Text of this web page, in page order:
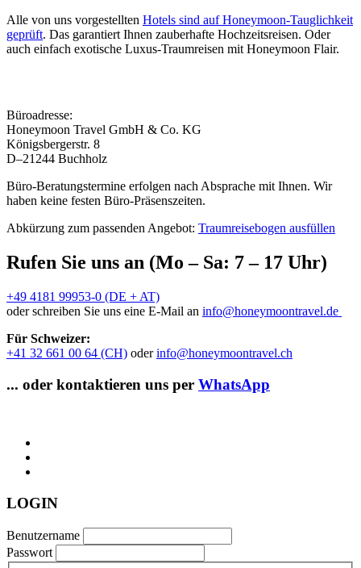
Alle von uns vorgestellten Hotels sind auf Honeymoon-Tauglichkeit
geprüft. Das garantiert Ihnen zauberhafte Hochzeitsreisen. Oder
auch einfach exotische Luxus-Traumreisen mit Honeymoon Flair.
Büroadresse:
Honeymoon Travel GmbH & Co. KG
Königsbergerstr. 8
D–21244 Buchholz
Büro-Beratungstermine erfolgen nach Absprache mit Ihnen. Wir
haben keine festen Büro-Präsenszeiten.
Abkürzung zum passenden Angebot: Traumreisebogen ausfüllen
Rufen Sie uns an (Mo – Sa: 7 – 17 Uhr)
+49 4181 99953-0 (DE + AT)
oder schreiben Sie uns eine E-Mail an info@honeymoontravel.de
Für Schweizer:
+41 32 661 00 64 (CH) oderinfo@honeymoontravel.ch
... oder kontaktieren uns per WhatsApp
LOGIN
Benutzername
Passwort